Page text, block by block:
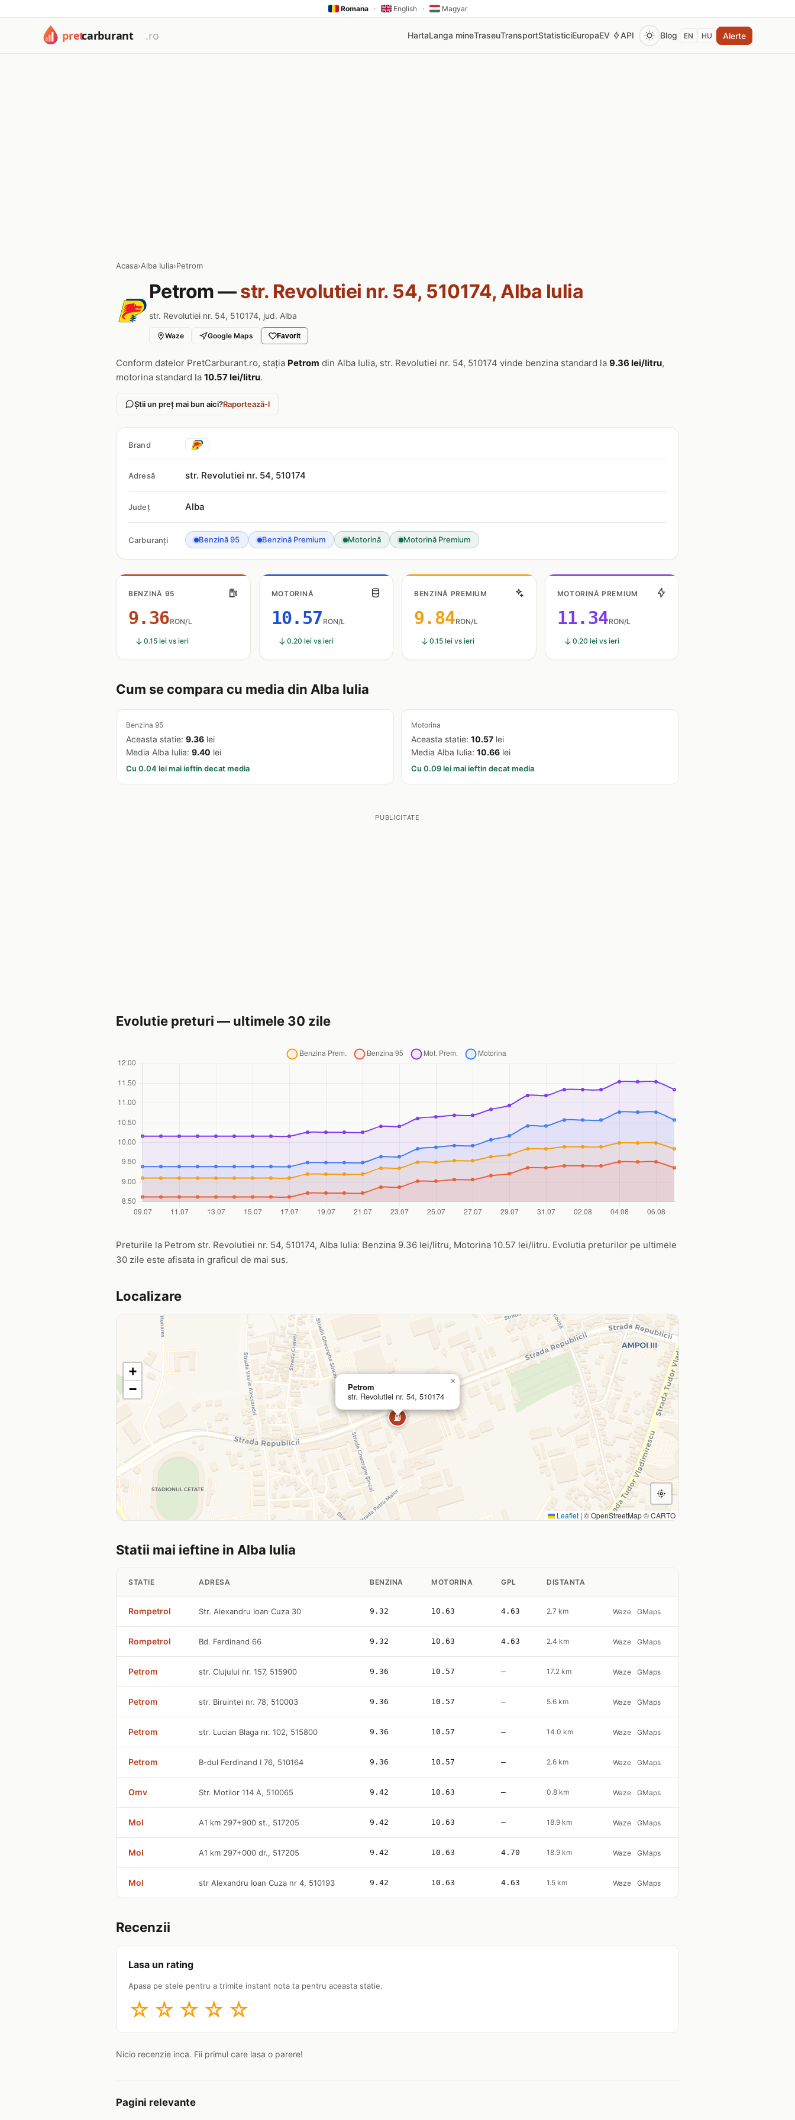
Romana · English · Magyar
HartaLanga mineTraseuTransportStatisticiEuropaEV API Blog EN HU Alerte
Acasa›Alba Iulia›Petrom
Petrom —str. Revolutiei nr. 54, 510174, Alba Iulia
str. Revolutiei nr. 54, 510174, jud. Alba
Waze Google Maps Favorit
Conform datelor PretCarburant.ro, stația Petrom din Alba Iulia, str. Revolutiei nr. 54, 510174 vinde benzina standard la 9.36 lei/litru,
motorina standard la 10.57 lei/litru.
Știi un preț mai bun aici?Raportează-l
Brand
Adresă str. Revolutiei nr. 54, 510174
Județ Alba
Carburanți Benzină 95 Benzină Premium Motorină Motorină Premium
BENZINĂ 95
9.36RON/L
0.15 lei vs ieri
MOTORINĂ
10.57 RON/L
0.20 lei vs ieri
BENZINĂ PREMIUM
9.84RON/L
0.15 lei vs ieri
MOTORINĂ PREMIUM
11.34RON/L
0.20 lei vs ieri
Cum se compara cu media din Alba Iulia
Benzina 95
Aceasta statie: 9.36 lei
Media Alba Iulia: 9.40 lei
Cu 0.04 lei mai ieftin decat media
Motorina
Aceasta statie: 10.57 lei
Media Alba Iulia: 10.66 lei
Cu 0.09 lei mai ieftin decat media
PUBLICITATE
Evolutie preturi — ultimele 30 zile
Preturile la Petrom str. Revolutiei nr. 54, 510174, Alba Iulia: Benzina 9.36 lei/litru, Motorina 10.57 lei/litru. Evolutia preturilor pe ultimele
30 zile este afisata in graficul de mai sus.
Localizare
⛽
Petrom
str. Revolutiei nr. 54, 510174
×
+
−
Leaflet | © OpenStreetMap © CARTO
Statii mai ieftine in Alba Iulia
STATIE ADRESA BENZINA MOTORINA GPL DISTANTA
Rompetrol Str. Alexandru Ioan Cuza 30 9.32 10.63 4.63 2.7 km Waze GMaps
Rompetrol Bd. Ferdinand 66 9.32 10.63 4.63 2.4 km Waze GMaps
Petrom str. Clujului nr. 157, 515900 9.36 10.57 — 17.2 km Waze GMaps
Petrom str. Biruintei nr. 78, 510003 9.36 10.57 — 5.6 km Waze GMaps
Petrom str. Lucian Blaga nr. 102, 515800 9.36 10.57 — 14.0 km Waze GMaps
Petrom B-dul Ferdinand I 76, 510164 9.36 10.57 — 2.6 km Waze GMaps
Omv Str. Motilor 114 A, 510065 9.42 10.63 — 0.8 km Waze GMaps
Mol A1 km 297+900 st., 517205 9.42 10.63 — 18.9 km Waze GMaps
Mol A1 km 297+000 dr., 517205 9.42 10.63 4.70 18.9 km Waze GMaps
Mol str Alexandru Ioan Cuza nr 4, 510193 9.42 10.63 4.63 1.5 km Waze GMaps
Recenzii
Lasa un rating
Apasa pe stele pentru a trimite instant nota ta pentru aceasta statie.
☆ ☆ ☆ ☆ ☆
Nicio recenzie inca. Fii primul care lasa o parere!
Pagini relevante